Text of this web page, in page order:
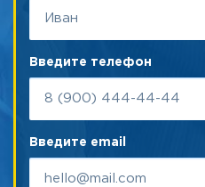
Введите телефон
Введите email